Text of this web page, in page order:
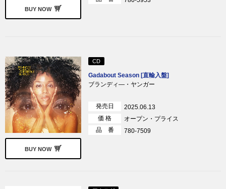
BUY NOW
BUY NOW
CD
Gadabout Season [直輸入盤]
ブランディ―・ヤンガー
発売日
2025.06.13
価 格
オープン・プライス
品 番
780-7509